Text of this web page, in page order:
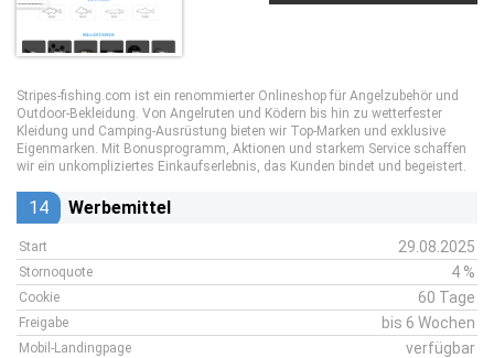
Stripes-fishing.com ist ein renommierter Onlineshop für Angelzubehör und
Outdoor-Bekleidung. Von Angelruten und Ködern bis hin zu wetterfester
Kleidung und Camping-Ausrüstung bieten wir Top-Marken und exklusive
Eigenmarken. Mit Bonusprogramm, Aktionen und starkem Service schaffen
wir ein unkompliziertes Einkaufserlebnis, das Kunden bindet und begeistert.
14 Werbemittel
Start 29.08.2025
Stornoquote 4 %
Cookie 60 Tage
Freigabe bis 6 Wochen
Mobil-Landingpage verfügbar